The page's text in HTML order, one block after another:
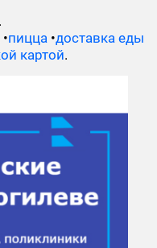
.
•пицца •доставка еды
картой.